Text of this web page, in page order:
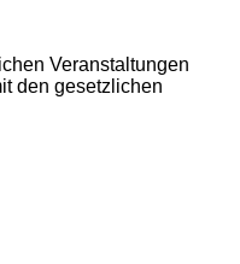
Veranstaltungen
den gesetzlichen